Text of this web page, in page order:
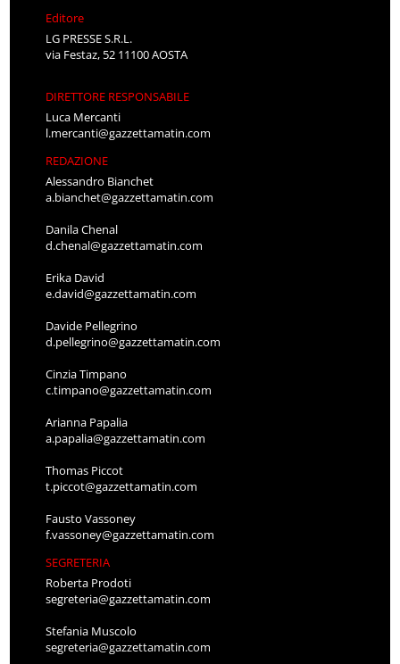
Editore
LG PRESSE S.R.L.
via Festaz, 52 11100 AOSTA
DIRETTORE RESPONSABILE
Luca Mercanti
l.mercanti@gazzettamatin.com
REDAZIONE
Alessandro Bianchet
a.bianchet@gazzettamatin.com
Danila Chenal
d.chenal@gazzettamatin.com
Erika David
e.david@gazzettamatin.com
Davide Pellegrino
d.pellegrino@gazzettamatin.com
Cinzia Timpano
c.timpano@gazzettamatin.com
Arianna Papalia
a.papalia@gazzettamatin.com
Thomas Piccot
t.piccot@gazzettamatin.com
Fausto Vassoney
f.vassoney@gazzettamatin.com
SEGRETERIA
Roberta Prodoti
segreteria@gazzettamatin.com
Stefania Muscolo
segreteria@gazzettamatin.com